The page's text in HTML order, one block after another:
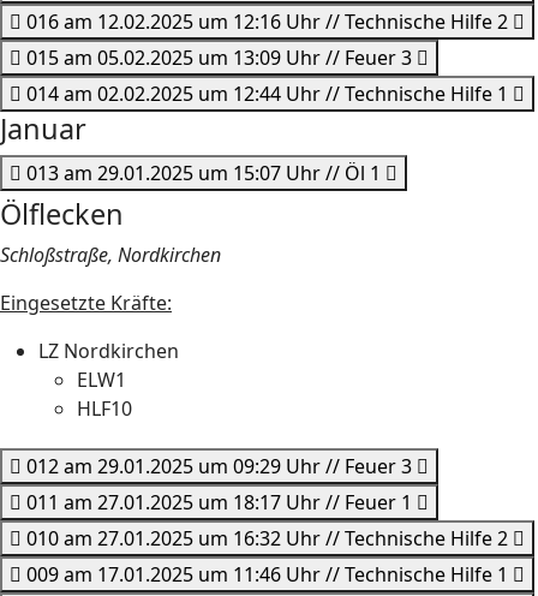
016 am 12.02.2025 um 12:16 Uhr // Technische Hilfe 2
015 am 05.02.2025 um 13:09 Uhr // Feuer 3
014 am 02.02.2025 um 12:44 Uhr // Technische Hilfe 1
Januar
013 am 29.01.2025 um 15:07 Uhr // Öl 1
Ölflecken
Schloßstraße, Nordkirchen
Eingesetzte Kräfte:
LZ Nordkirchen
ELW1
HLF10
012 am 29.01.2025 um 09:29 Uhr // Feuer 3
011 am 27.01.2025 um 18:17 Uhr // Feuer 1
010 am 27.01.2025 um 16:32 Uhr // Technische Hilfe 2
009 am 17.01.2025 um 11:46 Uhr // Technische Hilfe 1